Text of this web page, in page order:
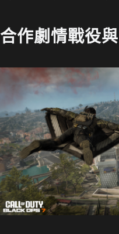
合作劇情戰役